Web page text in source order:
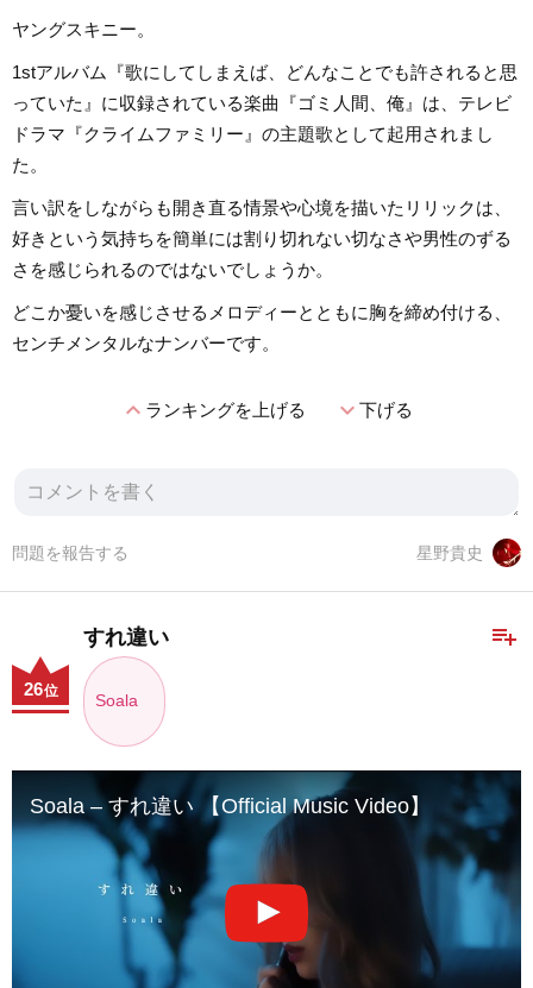
ヤングスキニー。
1stアルバム『歌にしてしまえば、どんなことでも許されると思
っていた』に収録されている楽曲『ゴミ人間、俺』は、テレビ
ドラマ『クライムファミリー』の主題歌として起用されまし
た。
言い訳をしながらも開き直る情景や心境を描いたリリックは、
好きという気持ちを簡単には割り切れない切なさや男性のずる
さを感じられるのではないでしょうか。
どこか憂いを感じさせるメロディーとともに胸を締め付ける、
センチメンタルなナンバーです。
expand_lessランキングを上げる expand_more下げる
星野貴史
問題を報告する
playlist_add
すれ違い
Soala
26位
Soala – すれ違い 【Official Music Video】